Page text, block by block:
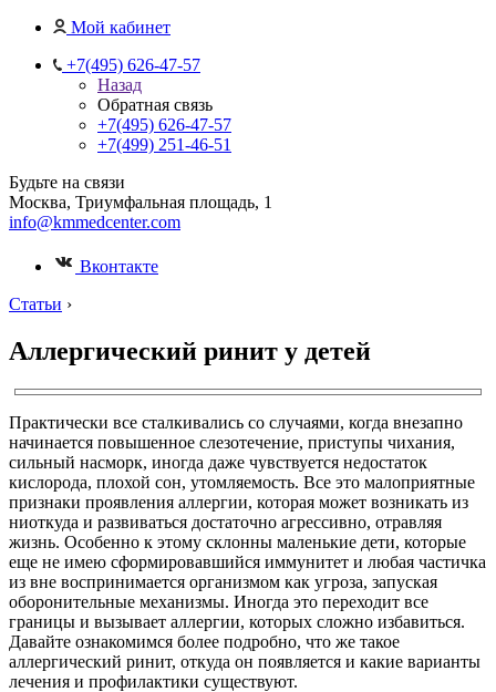
Мой кабинет
+7(495) 626-47-57
Назад
Обратная связь
+7(495) 626-47-57
+7(499) 251-46-51
Будьте на связи
Москва, Триумфальная площадь, 1
info@kmmedcenter.com
Вконтакте
Статьи ›
Аллергический ринит у детей
Практически все сталкивались со случаями, когда внезапно
начинается повышенное слезотечение, приступы чихания,
сильный насморк, иногда даже чувствуется недостаток
кислорода, плохой сон, утомляемость. Все это малоприятные
признаки проявления аллергии, которая может возникать из
ниоткуда и развиваться достаточно агрессивно, отравляя
жизнь. Особенно к этому склонны маленькие дети, которые
еще не имею сформировавшийся иммунитет и любая частичка
из вне воспринимается организмом как угроза, запуская
оборонительные механизмы. Иногда это переходит все
границы и вызывает аллергии, которых сложно избавиться.
Давайте ознакомимся более подробно, что же такое
аллергический ринит, откуда он появляется и какие варианты
лечения и профилактики существуют.